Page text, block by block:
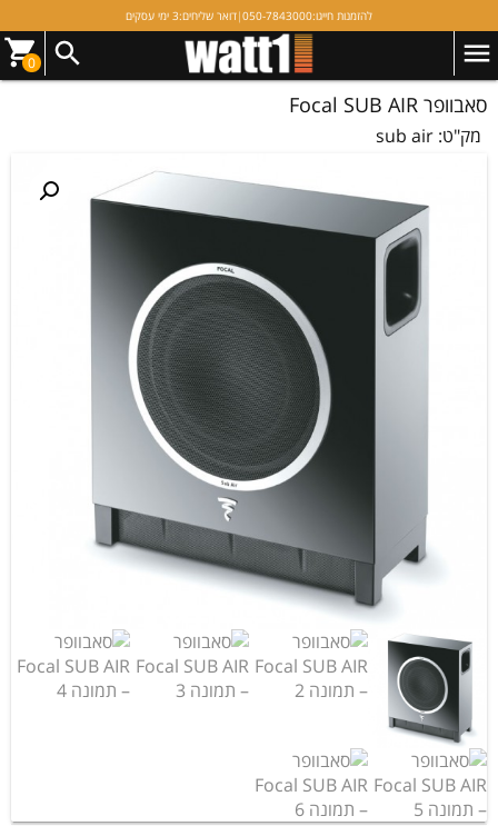
להזמנות חייגו:050-7843000
|דואר שליחים:3 ימי עסקים
0
סאבוופר Focal SUB AIR
מק"ט: sub air